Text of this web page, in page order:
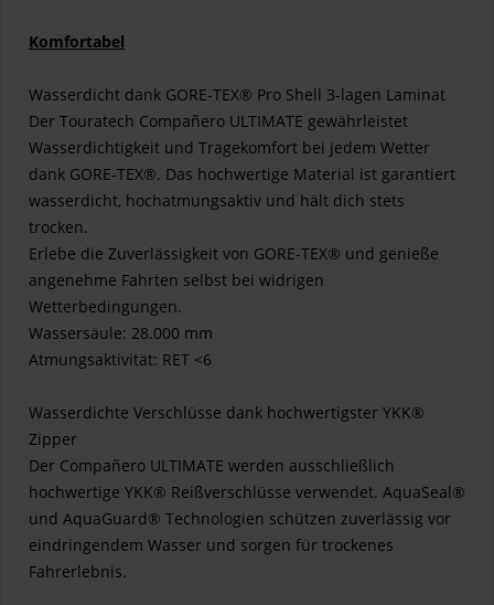
Komfortabel
Wasserdicht dank GORE-TEX® Pro Shell 3-lagen Laminat
Der Touratech Compañero ULTIMATE gewährleistet
Wasserdichtigkeit und Tragekomfort bei jedem Wetter
dank GORE-TEX®. Das hochwertige Material ist garantiert
wasserdicht, hochatmungsaktiv und hält dich stets
trocken.
Erlebe die Zuverlässigkeit von GORE-TEX® und genieße
angenehme Fahrten selbst bei widrigen
Wetterbedingungen.
Wassersäule: 28.000 mm
Atmungsaktivität: RET <6
Wasserdichte Verschlüsse dank hochwertigster YKK®
Zipper
Der Compañero ULTIMATE werden ausschließlich
hochwertige YKK® Reißverschlüsse verwendet. AquaSeal®
und AquaGuard® Technologien schützen zuverlässig vor
eindringendem Wasser und sorgen für trockenes
Fahrerlebnis.